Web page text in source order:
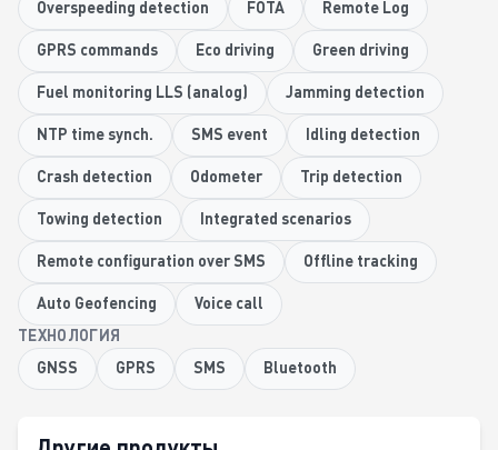
Overspeeding detection FOTA Remote Log
GPRS commands Eco driving Green driving
Fuel monitoring LLS (analog) Jamming detection
NTP time synch. SMS event Idling detection
Crash detection Odometer Trip detection
Towing detection Integrated scenarios
Remote configuration over SMS Offline tracking
Auto Geofencing Voice call
ТЕХНОЛОГИЯ
GNSS GPRS SMS Bluetooth